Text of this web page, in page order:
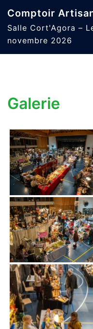
contenu
Comptoir
Salle Cort'Agora –
novembre 2026
Galerie